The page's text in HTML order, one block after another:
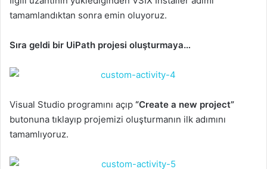
tamamlandıktan sonra emin oluyoruz.
Sıra geldi bir UiPath projesi oluşturmaya…
Visual Studio programını açıp “Create a new project”
butonuna tıklayıp projemizi oluşturmanın ilk adımını
tamamlıyoruz.